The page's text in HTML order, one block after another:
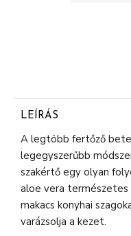
LEÍRÁS
A legtöbb fertőző
legegyszerűbb
szakértő egy olyan
aloe vera
makacs konyhai
varázsolja a kezet.